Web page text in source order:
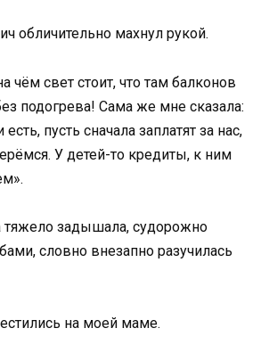
обличительно махнул рукой.
чём свет стоит, что там балконов
подогрева! Сама же мне сказала:
пусть сначала заплатят за нас,
У детей-то кредиты, к ним
тяжело задышала, судорожно
словно внезапно разучилась
на моей маме.